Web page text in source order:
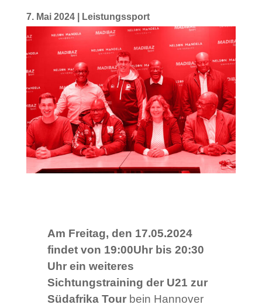
7. Mai 2024| Leistungssport
Am Freitag, den 17.05.2024
findet von 19:00Uhr bis 20:30
Uhr ein weiteres
Sichtungstraining der U21 zur
Südafrika Tour bein Hannover